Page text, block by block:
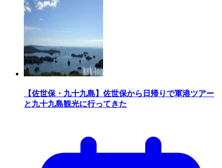
【佐世保・九十九島】佐世保から日帰りで軍港ツアー
と九十九島観光に行ってきた